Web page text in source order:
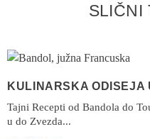
SLIČNI
KULINARSKA ODISEJA
Tajni Recepti od Bandola do
u do Zvezda...